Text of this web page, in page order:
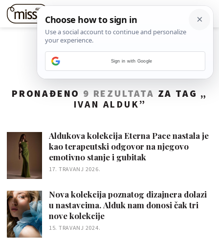
PRONAĐENO 9 REZULTATA ZA TAG „
IVAN ALDUK”
Aldukova kolekcija Eterna Pace nastala je
kao terapeutski odgovor na njegovo
emotivno stanje i gubitak
17. TRAVANJ 2026.
Nova kolekcija poznatog dizajnera dolazi
u nastavcima. Alduk nam donosi čak tri
nove kolekcije
15. TRAVANJ 2024.
Sign in with Google